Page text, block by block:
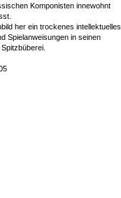
Komponisten innewohnt
her ein trockenes intellektuelles
Spielanweisungen in seinen